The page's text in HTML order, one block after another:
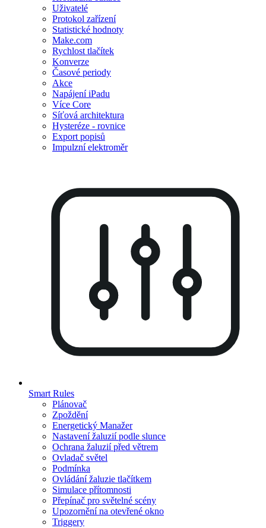
Uživatelé
Protokol zařízení
Statistické hodnoty
Make.com
Rychlost tlačítek
Konverze
Časové periody
Akce
Napájení iPadu
Více Core
Síťová architektura
Hysteréze - rovnice
Export popisů
Impulzní elektroměr
Smart Rules
Plánovač
Zpoždění
Energetický Manažer
Nastavení žaluzií podle slunce
Ochrana žaluzií před větrem
Ovladač světel
Podmínka
Ovládání žaluzie tlačítkem
Simulace přítomnosti
Přepínač pro světelné scény
Upozornění na otevřené okno
Triggery